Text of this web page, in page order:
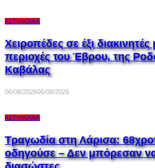
ΑΣΤΥΝΟΜΊΑ
Χειροπέδες σε έξι
περιοχές του Έβρου, της
Καβάλας
06/08/202606/08/2026
ΑΣΤΥΝΟΜΊΑ
Τραγωδία στη Λάρισα:
οδηγούσε – Δεν μπόρεσαν